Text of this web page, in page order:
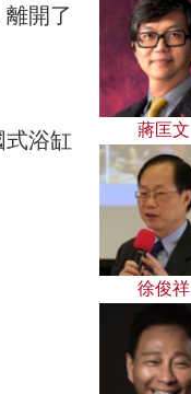
開了
浴缸
蔣匡文
徐俊祥